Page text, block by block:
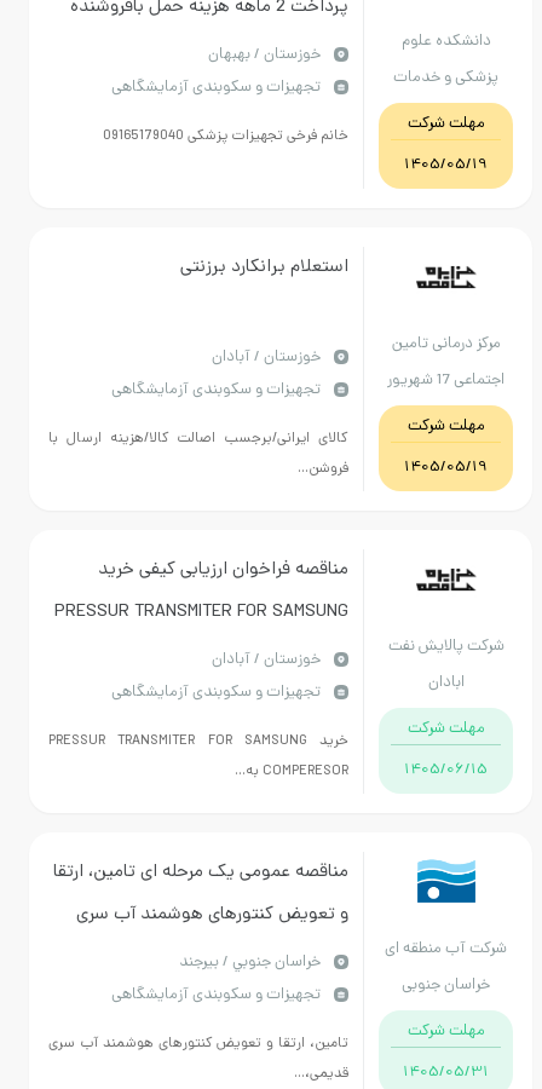
دانشکده علوم
پزشکی و خدمات
بهداشتی درمانی
مهلت شرکت
1405/05/19
پرداخت 2 ماهه هزینه حمل بافروشنده
پیش فاکتور به همراه مستندات ارسال
گردد 09166720040
خوزستان / بهبهان
تجهیزات و سکوبندی آزمایشگاهی
خانم فرخی تجهیزات پزشکی 09165179040
مرکز درمانی تامین
اجتماعی 17 شهریور
آبادان
مهلت شرکت
1405/05/19
استعلام برانکارد برزنتی
خوزستان / آبادان
تجهیزات و سکوبندی آزمایشگاهی
کالای ایرانی/برجسب اصالت کالا/هزینه ارسال با
فروشن...
شرکت پالایش نفت
ابادان
مهلت شرکت
1405/06/15
مناقصه فراخوان ارزیابی کیفی خرید
PRESSUR TRANSMITER FOR SAMSUNG
0343500042/P07
خوزستان / آبادان
تجهیزات و سکوبندی آزمایشگاهی
خرید PRESSUR TRANSMITER FOR SAMSUNG
COMPERESOR به...
شرکت آب منطقه ای
خراسان جنوبی
مهلت شرکت
1405/05/31
مناقصه عمومی یک مرحله ای تامین، ارتقا
و تعویض کنتورهای هوشمند آب سری
قدیمی، با کنتورهای جدید با قابلیت
قرائت از راه دور
خراسان جنوبي / بیرجند
تجهیزات و سکوبندی آزمایشگاهی
تامین، ارتقا و تعویض کنتورهای هوشمند آب سری
قدیمی،...